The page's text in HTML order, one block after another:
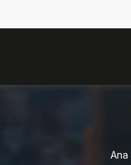
Ana